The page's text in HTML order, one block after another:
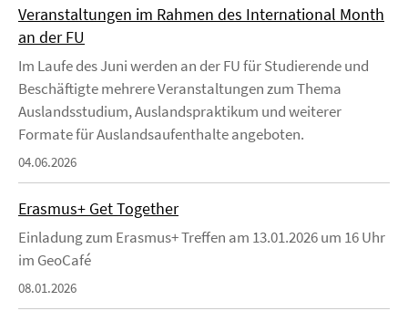
Veranstaltungen im Rahmen des International Month
an der FU
Im Laufe des Juni werden an der FU für Studierende und
Beschäftigte mehrere Veranstaltungen zum Thema
Auslandsstudium, Auslandspraktikum und weiterer
Formate für Auslandsaufenthalte angeboten.
04.06.2026
Erasmus+ Get Together
Einladung zum Erasmus+ Treffen am 13.01.2026 um 16 Uhr
im GeoCafé
08.01.2026